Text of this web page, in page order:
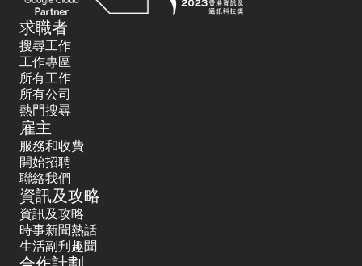
求職者
搜尋工作
工作專區
所有工作
所有公司
熱門搜尋
雇主
服務和收費
開始招聘
聯絡我們
資訊及攻略
資訊及攻略
時事新聞熱話
生活副刋趣聞